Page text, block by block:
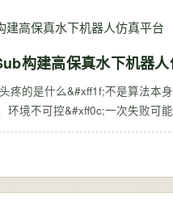
构建高保真水下机器
疼的是什么&#xff1f;不是算法本
环境不可控&#xff0c;一次失败可